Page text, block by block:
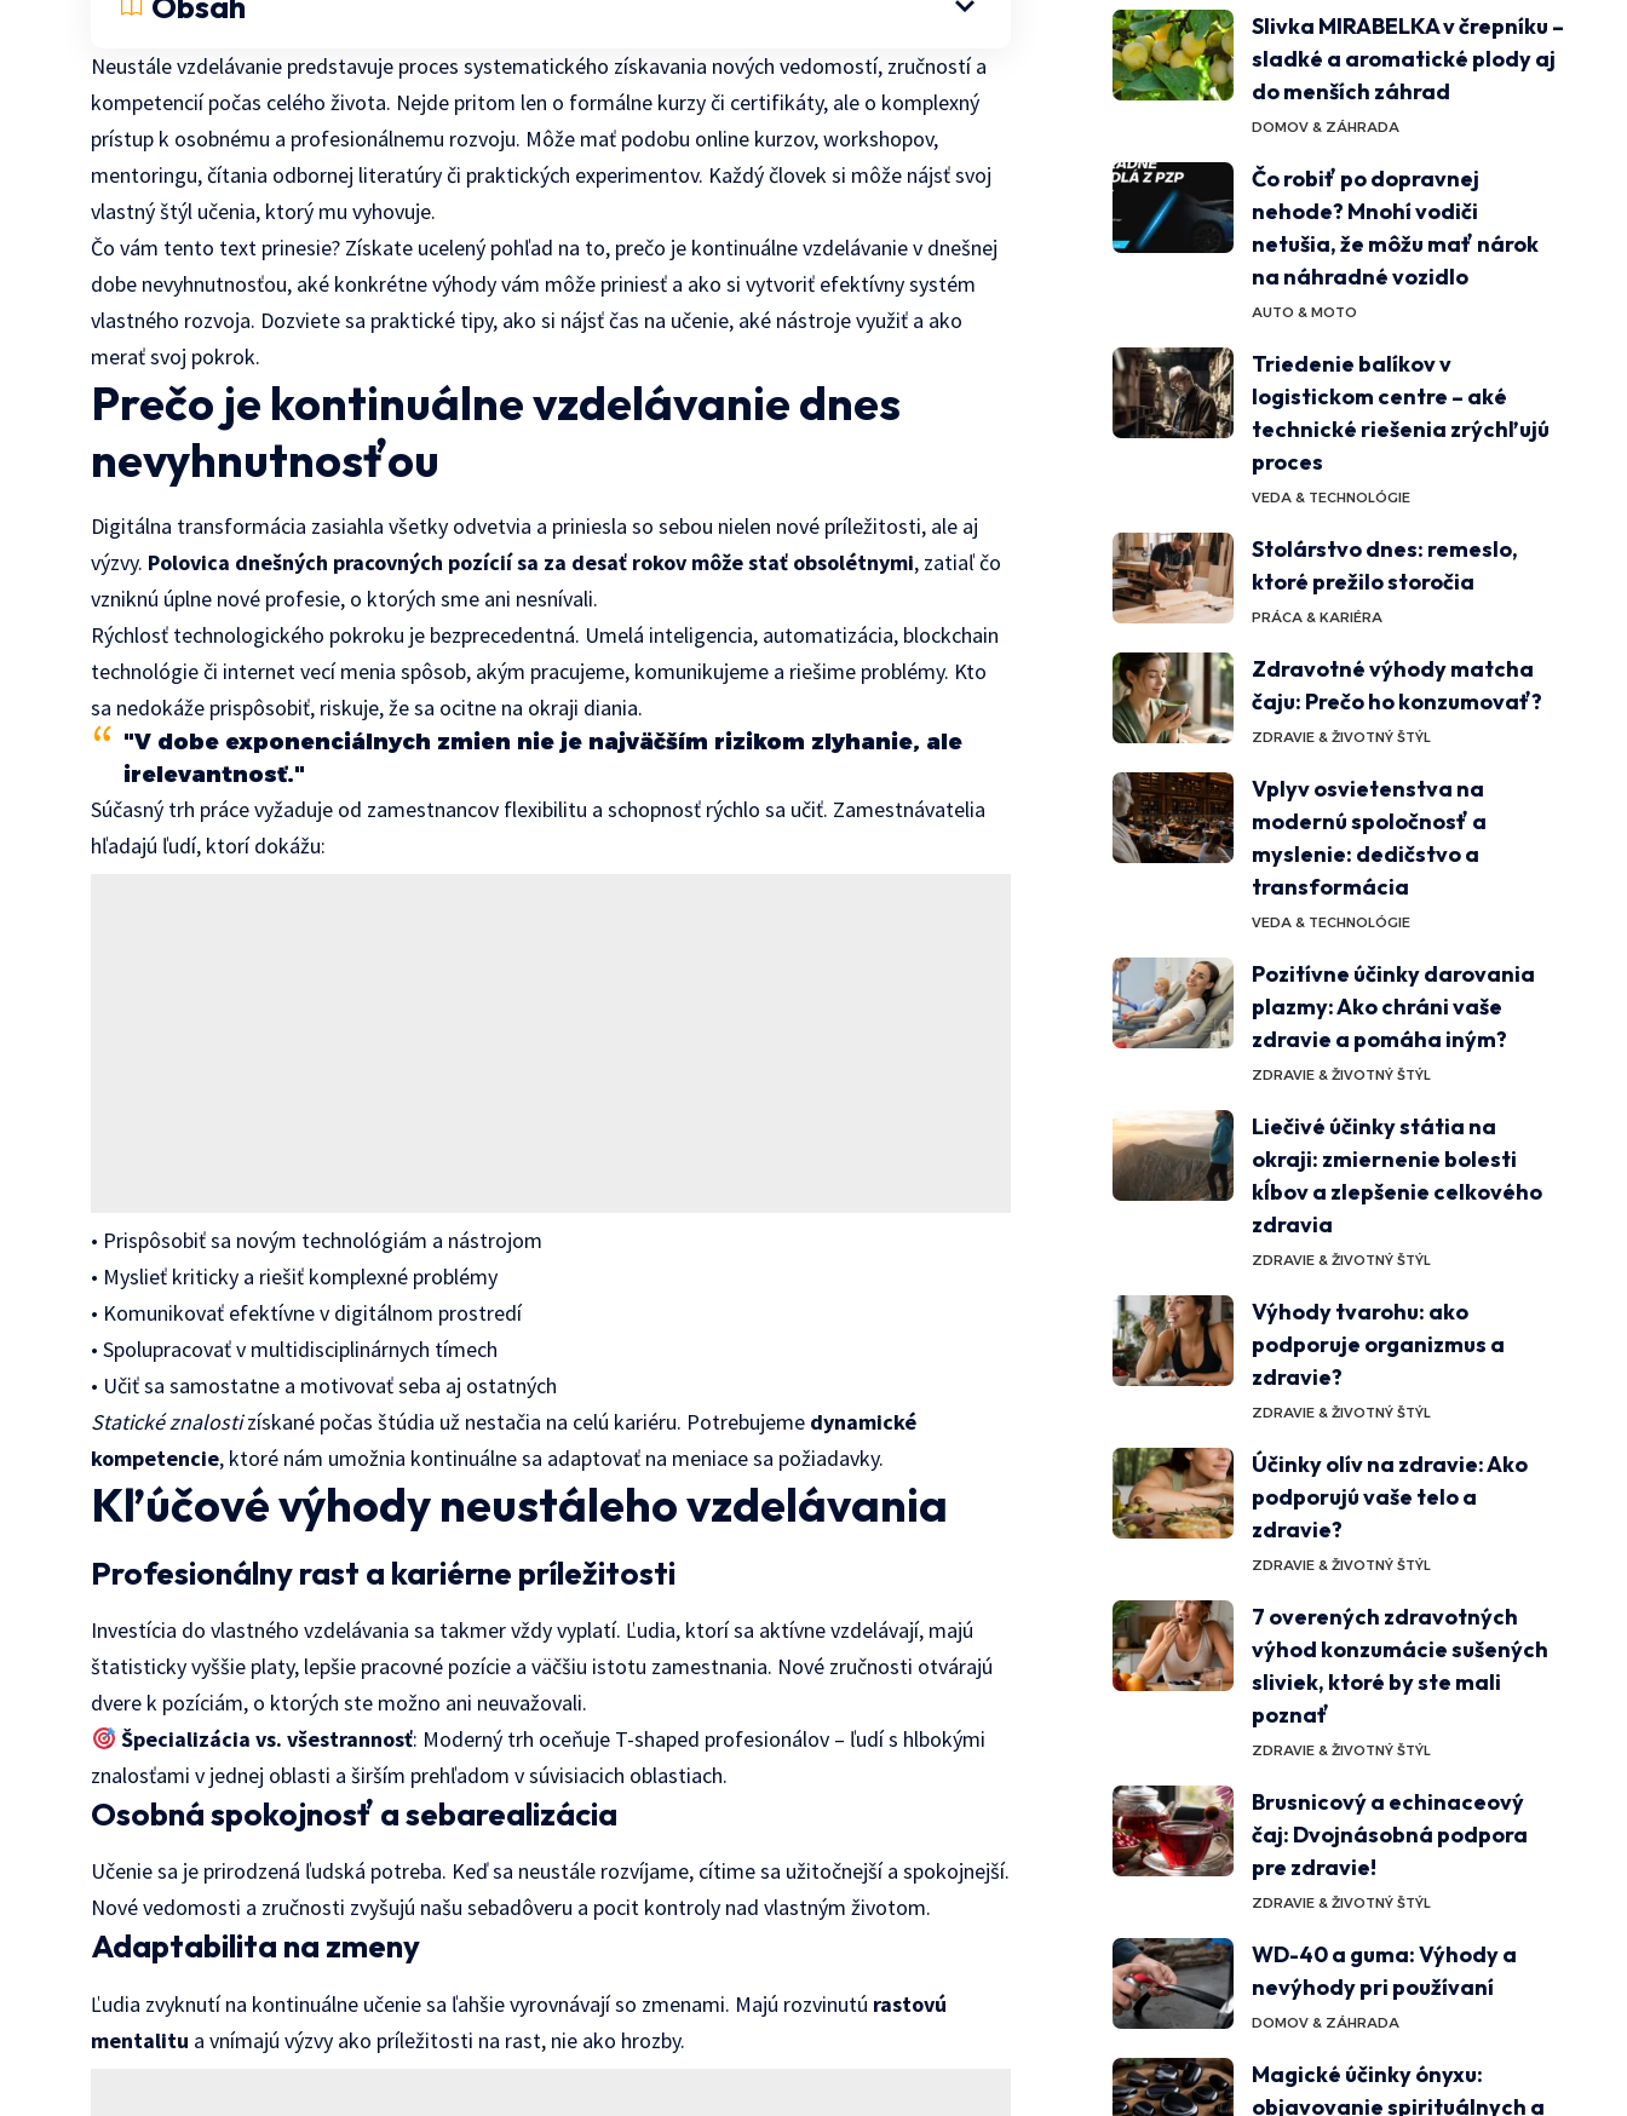
Neustále vzdelávanie predstavuje proces systematického získavania nových vedomostí, zručností a
kompetencií počas celého života. Nejde pritom len o formálne kurzy či certifikáty, ale o komplexný
prístup k osobnému a profesionálnemu rozvoju. Môže mať podobu online kurzov, workshopov,
mentoringu, čítania odbornej literatúry či praktických experimentov. Každý človek si môže nájsť svoj
vlastný štýl učenia, ktorý mu vyhovuje.
Čo vám tento text prinesie? Získate ucelený pohľad na to, prečo je kontinuálne vzdelávanie v dnešnej
dobe nevyhnutnosťou, aké konkrétne výhody vám môže priniesť a ako si vytvoriť efektívny systém
vlastného rozvoja. Dozviete sa praktické tipy, ako si nájsť čas na učenie, aké nástroje využiť a ako
merať svoj pokrok.
Prečo je kontinuálne vzdelávanie dnes
nevyhnutnosťou
Digitálna transformácia zasiahla všetky odvetvia a priniesla so sebou nielen nové príležitosti, ale aj
výzvy. Polovica dnešných pracovných pozícií sa za desať rokov môže stať obsolétnymi, zatiaľ čo
vzniknú úplne nové profesie, o ktorých sme ani nesnívali.
Rýchlosť technologického pokroku je bezprecedentná. Umelá inteligencia, automatizácia, blockchain
technológie či internet vecí menia spôsob, akým pracujeme, komunikujeme a riešime problémy. Kto
sa nedokáže prispôsobiť, riskuje, že sa ocitne na okraji diania.
"V dobe exponenciálnych zmien nie je najväčším rizikom zlyhanie, ale
irelevantnosť."
Súčasný trh práce vyžaduje od zamestnancov flexibilitu a schopnosť rýchlo sa učiť. Zamestnávatelia
hľadajú ľudí, ktorí dokážu:
• Prispôsobiť sa novým technológiám a nástrojom
• Myslieť kriticky a riešiť komplexné problémy
• Komunikovať efektívne v digitálnom prostredí
• Spolupracovať v multidisciplinárnych tímech
• Učiť sa samostatne a motivovať seba aj ostatných
Statické znalostizískané počas štúdia už nestačia na celú kariéru. Potrebujeme dynamické
kompetencie, ktoré nám umožnia kontinuálne sa adaptovať na meniace sa požiadavky.
Kľúčové výhody neustáleho vzdelávania
Profesionálny rast a kariérne príležitosti
Investícia do vlastného vzdelávania sa takmer vždy vyplatí. Ľudia, ktorí sa aktívne vzdelávají, majú
štatisticky vyššie platy, lepšie pracovné pozície a väčšiu istotu zamestnania. Nové zručnosti otvárajú
dvere k pozíciám, o ktorých ste možno ani neuvažovali.
Špecializácia vs. všestrannosť: Moderný trh oceňuje T-shaped profesionálov – ľudí s hlbokými
znalosťami v jednej oblasti a širším prehľadom v súvisiacich oblastiach.
Osobná spokojnosť a sebarealizácia
Učenie sa je prirodzená ľudská potreba. Keď sa neustále rozvíjame, cítime sa užitočnejší a spokojnejší.
Nové vedomosti a zručnosti zvyšujú našu sebadôveru a pocit kontroly nad vlastným životom.
Adaptabilita na zmeny
Ľudia zvyknutí na kontinuálne učenie sa ľahšie vyrovnávají so zmenami. Majú rozvinutú rastovú
mentalitu a vnímajú výzvy ako príležitosti na rast, nie ako hrozby.
Slivka MIRABELKA v črepníku –
sladké a aromatické plody aj
do menších záhrad
DOMOV & ZÁHRADA
Čo robiť po dopravnej
nehode? Mnohí vodiči
netušia, že môžu mať nárok
na náhradné vozidlo
AUTO & MOTO
Triedenie balíkov v
logistickom centre – aké
technické riešenia zrýchľujú
proces
VEDA & TECHNOLÓGIE
Stolárstvo dnes: remeslo,
ktoré prežilo storočia
PRÁCA & KARIÉRA
Zdravotné výhody matcha
čaju: Prečo ho konzumovať?
ZDRAVIE & ŽIVOTNÝ ŠTÝL
Vplyv osvietenstva na
modernú spoločnosť a
myslenie: dedičstvo a
transformácia
VEDA & TECHNOLÓGIE
Pozitívne účinky darovania
plazmy: Ako chráni vaše
zdravie a pomáha iným?
ZDRAVIE & ŽIVOTNÝ ŠTÝL
Liečivé účinky státia na
okraji: zmiernenie bolesti
kĺbov a zlepšenie celkového
zdravia
ZDRAVIE & ŽIVOTNÝ ŠTÝL
Výhody tvarohu: ako
podporuje organizmus a
zdravie?
ZDRAVIE & ŽIVOTNÝ ŠTÝL
Účinky olív na zdravie: Ako
podporujú vaše telo a
zdravie?
ZDRAVIE & ŽIVOTNÝ ŠTÝL
7 overených zdravotných
výhod konzumácie sušených
sliviek, ktoré by ste mali
poznať
ZDRAVIE & ŽIVOTNÝ ŠTÝL
Brusnicový a echinaceový
čaj: Dvojnásobná podpora
pre zdravie!
ZDRAVIE & ŽIVOTNÝ ŠTÝL
WD-40 a guma: Výhody a
nevýhody pri používaní
DOMOV & ZÁHRADA
Magické účinky ónyxu:
objavovanie spirituálnych a